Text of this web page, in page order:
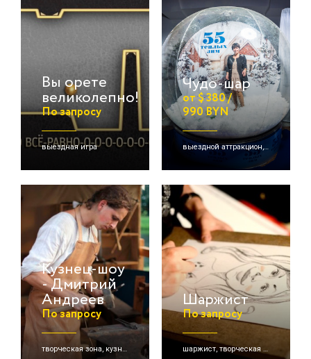
Вы орете
великолепно!
По запросу
выездная игра
Чудо-шар
от $ 380 /
990 BYN
выездной аттракцион, надувные аттракционы/игры
Кузнец-шоу
- Дмитрий
Андреев
По запросу
творческая зона, кузнецы
Шаржист
По запросу
шаржист, творческая зона